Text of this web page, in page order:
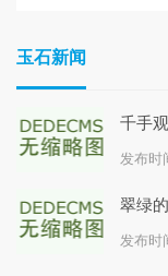
玉石新闻
千手
发布
翠绿
发布